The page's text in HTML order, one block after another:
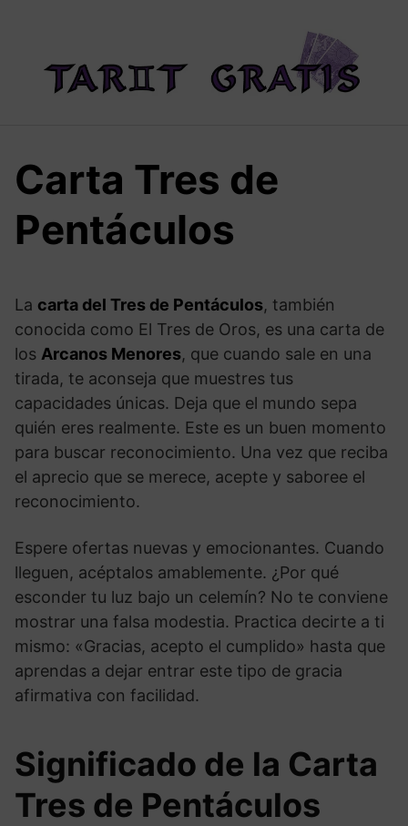
Carta Tres de
Pentáculos
La carta del Tres de Pentáculos, también
conocida como El Tres de Oros, es una carta de
los Arcanos Menores, que cuando sale en una
tirada, te aconseja que muestres tus
capacidades únicas. Deja que el mundo sepa
quién eres realmente. Este es un buen momento
para buscar reconocimiento. Una vez que reciba
el aprecio que se merece, acepte y saboree el
reconocimiento.
Espere ofertas nuevas y emocionantes. Cuando
lleguen, acéptalos amablemente. ¿Por qué
esconder tu luz bajo un celemín? No te conviene
mostrar una falsa modestia. Practica decirte a ti
mismo: «Gracias, acepto el cumplido» hasta que
aprendas a dejar entrar este tipo de gracia
afirmativa con facilidad.
Significado de la Carta
Tres de Pentáculos